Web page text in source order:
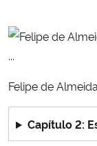
Felipe de
Capítulo 2: